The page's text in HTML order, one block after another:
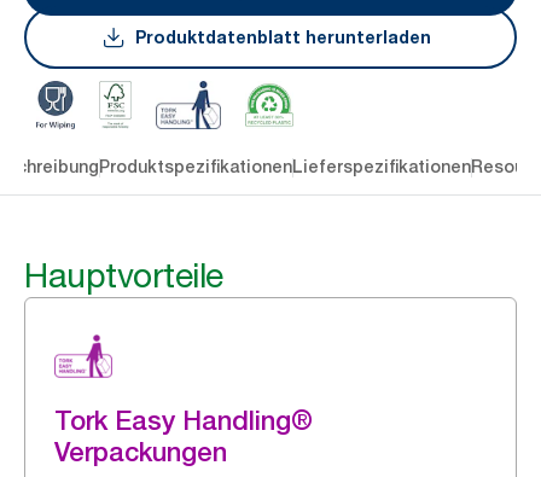
Produktdatenblatt herunterladen
ProduktspezifikationenLieferspezifikationen
Hauptvorteile
Tork Easy Handling®
Verpackungen